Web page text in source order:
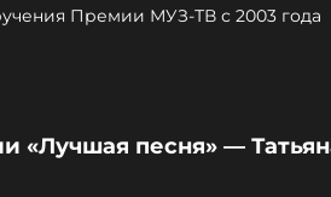
Премии МУЗ-ТВ с 2003 года
«Лучшая песня» —